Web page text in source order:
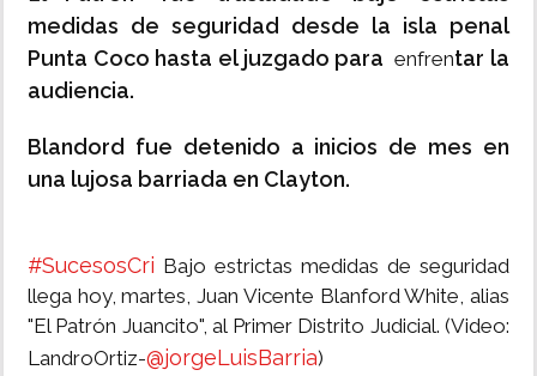
medidas de seguridad desde la isla penal
Punta Coco hasta el juzgado para enfrentar la
audiencia.
Blandord fue detenido a inicios de mes en
una lujosa barriada en Clayton.
#SucesosCri Bajo estrictas medidas de seguridad
llega hoy, martes, Juan Vicente Blanford White, alias
"El Patrón Juancito", al Primer Distrito Judicial. (Video:
LandroOrtiz-@jorgeLuisBarria)